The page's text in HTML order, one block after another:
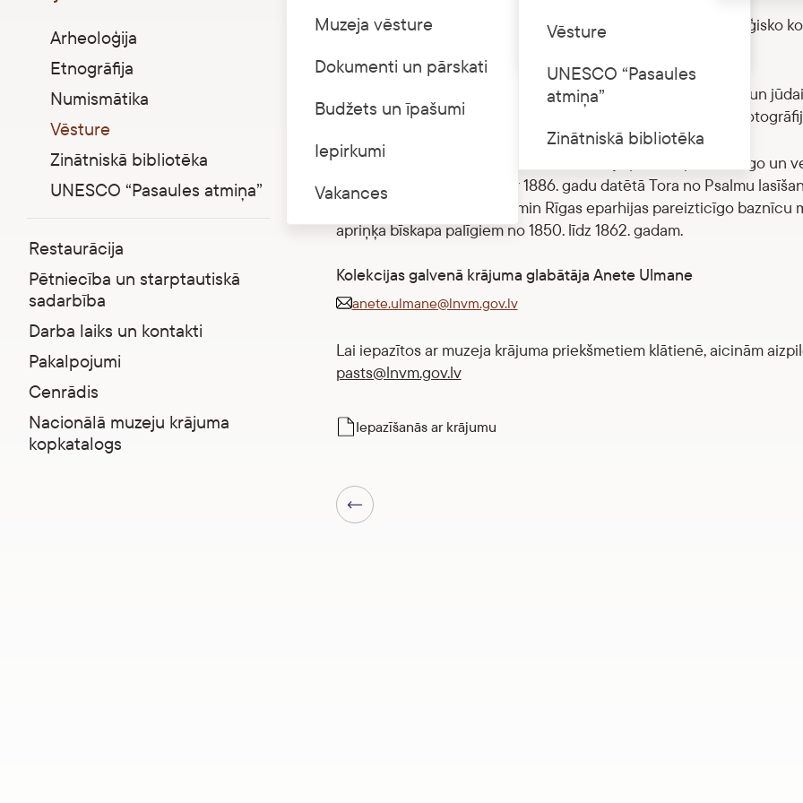
Cenrādis
Vēsture
UNESCO “Pasaules
atmiņa”
Zinātniskā bibliotēka
Muzeja vēsture
Dokumenti un pārskati
Budžets un īpašumi
Iepirkumi
Vakances
Arheoloģija
Etnogrāfija
Numismātika
Vēsture
Zinātniskā bibliotēka
UNESCO “Pasaules atmiņa”
Restaurācija
Pētniecība un starptautiskā
sadarbība
Darba laiks un kontakti
Pakalpojumi
Cenrādis
Nacionālā muzeju krājuma
kopkatalogs
Kolekciju veido vairāk nekā 600 priekšmetu, kas raksturo reliģisko
Kolekcijā ietilpst katoļu, luterāņu, pareizticīgo, vecticībnieku un
liturģiskie priekšmeti, kā arī reliģiskā literatūra un periodika,
Sakrālo mākslu Reliģijas vēstures kolekcijā pārstāv pareizticīgo un
kontekstā īpaši izceļama ar 1886. gadu datētā Tora no Psalmu
konfesijas priekšmetiem jāmin Rīgas eparhijas pareizticīgo baznīcu
apriņķa bīskapa palīgiem no 1850. līdz 1862. gadam.
Kolekcijas galvenā krājuma glabātāja Anete Ulmane
anete.ulmane@lnvm.gov.lv
Lai iepazītos ar muzeja krājuma priekšmetiem klātienē, aicinām
pasts@lnvm.gov.lv
Iepazīšanās ar krājumu
Iepriekšējā lapa